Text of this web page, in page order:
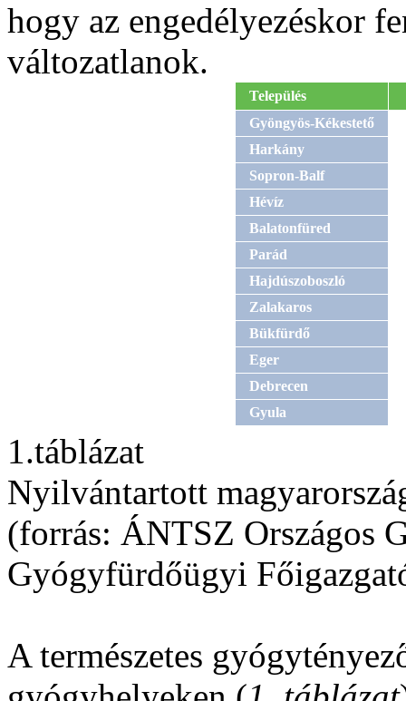
hogy az engedélyezéskor
változatlanok.
Település
Gyöngyös-Kékestető
Harkány
Sopron-Balf
Hévíz
Balatonfüred
Parád
Hajdúszoboszló
Zalakaros
Bükfürdő
Eger
Debrecen
Gyula
1.táblázat
Nyilvántartott
(forrás: ÁNTSZ Országos
Gyógyfürdőügyi
A természetes